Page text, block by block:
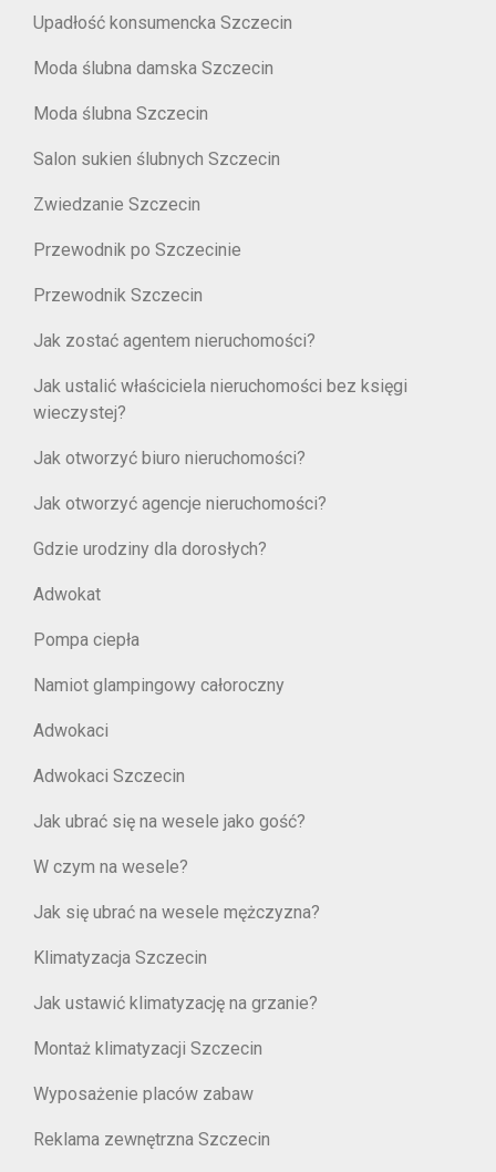
Upadłość konsumencka Szczecin
Moda ślubna damska Szczecin
Moda ślubna Szczecin
Salon sukien ślubnych Szczecin
Zwiedzanie Szczecin
Przewodnik po Szczecinie
Przewodnik Szczecin
Jak zostać agentem nieruchomości?
Jak ustalić właściciela nieruchomości bez księgi
wieczystej?
Jak otworzyć biuro nieruchomości?
Jak otworzyć agencje nieruchomości?
Gdzie urodziny dla dorosłych?
Adwokat
Pompa ciepła
Namiot glampingowy całoroczny
Adwokaci
Adwokaci Szczecin
Jak ubrać się na wesele jako gość?
W czym na wesele?
Jak się ubrać na wesele mężczyzna?
Klimatyzacja Szczecin
Jak ustawić klimatyzację na grzanie?
Montaż klimatyzacji Szczecin
Wyposażenie placów zabaw
Reklama zewnętrzna Szczecin